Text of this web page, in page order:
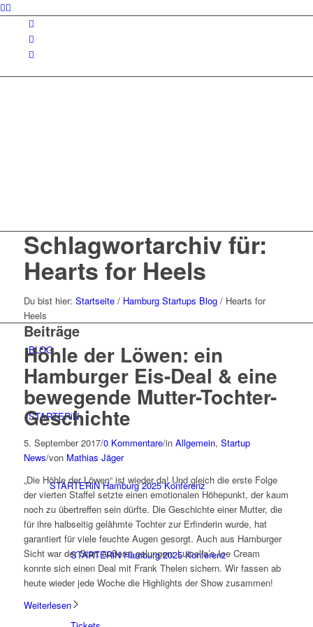
BLOG
STARTERiN
STARTERiN Hamburg 2025 Konferenz
STARTERiN Hamburg 2025 Konferenz
Schlagwortarchiv für:
Hearts for Heels
Du bist hier: Startseite / Hamburg Startups Blog / Hearts for
Heels
Beiträge
Höhle der Löwen: ein
Hamburger Eis-Deal & eine
bewegende Mutter-Tochter-
Geschichte
5. September 2017/0 Kommentare/in Allgemein, Startup
News/von Mathias Jäger
„Die Höhle der Löwen“ ist wieder da! Und gleich die erste Folge
der vierten Staffel setzte einen emotionalen Höhepunkt, der kaum
noch zu übertreffen sein dürfte. Die Geschichte einer Mutter, die
für ihre halbseitig gelähmte Tochter zur Erfinderin wurde, hat
garantiert für viele feuchte Augen gesorgt. Auch aus Hamburger
Sicht war der Start äußerst gelungen: Luicella’s Ice Cream
konnte sich einen Deal mit Frank Thelen sichern. Wir fassen ab
heute wieder jede Woche die Highlights der Show zusammen!
Weiterlesen